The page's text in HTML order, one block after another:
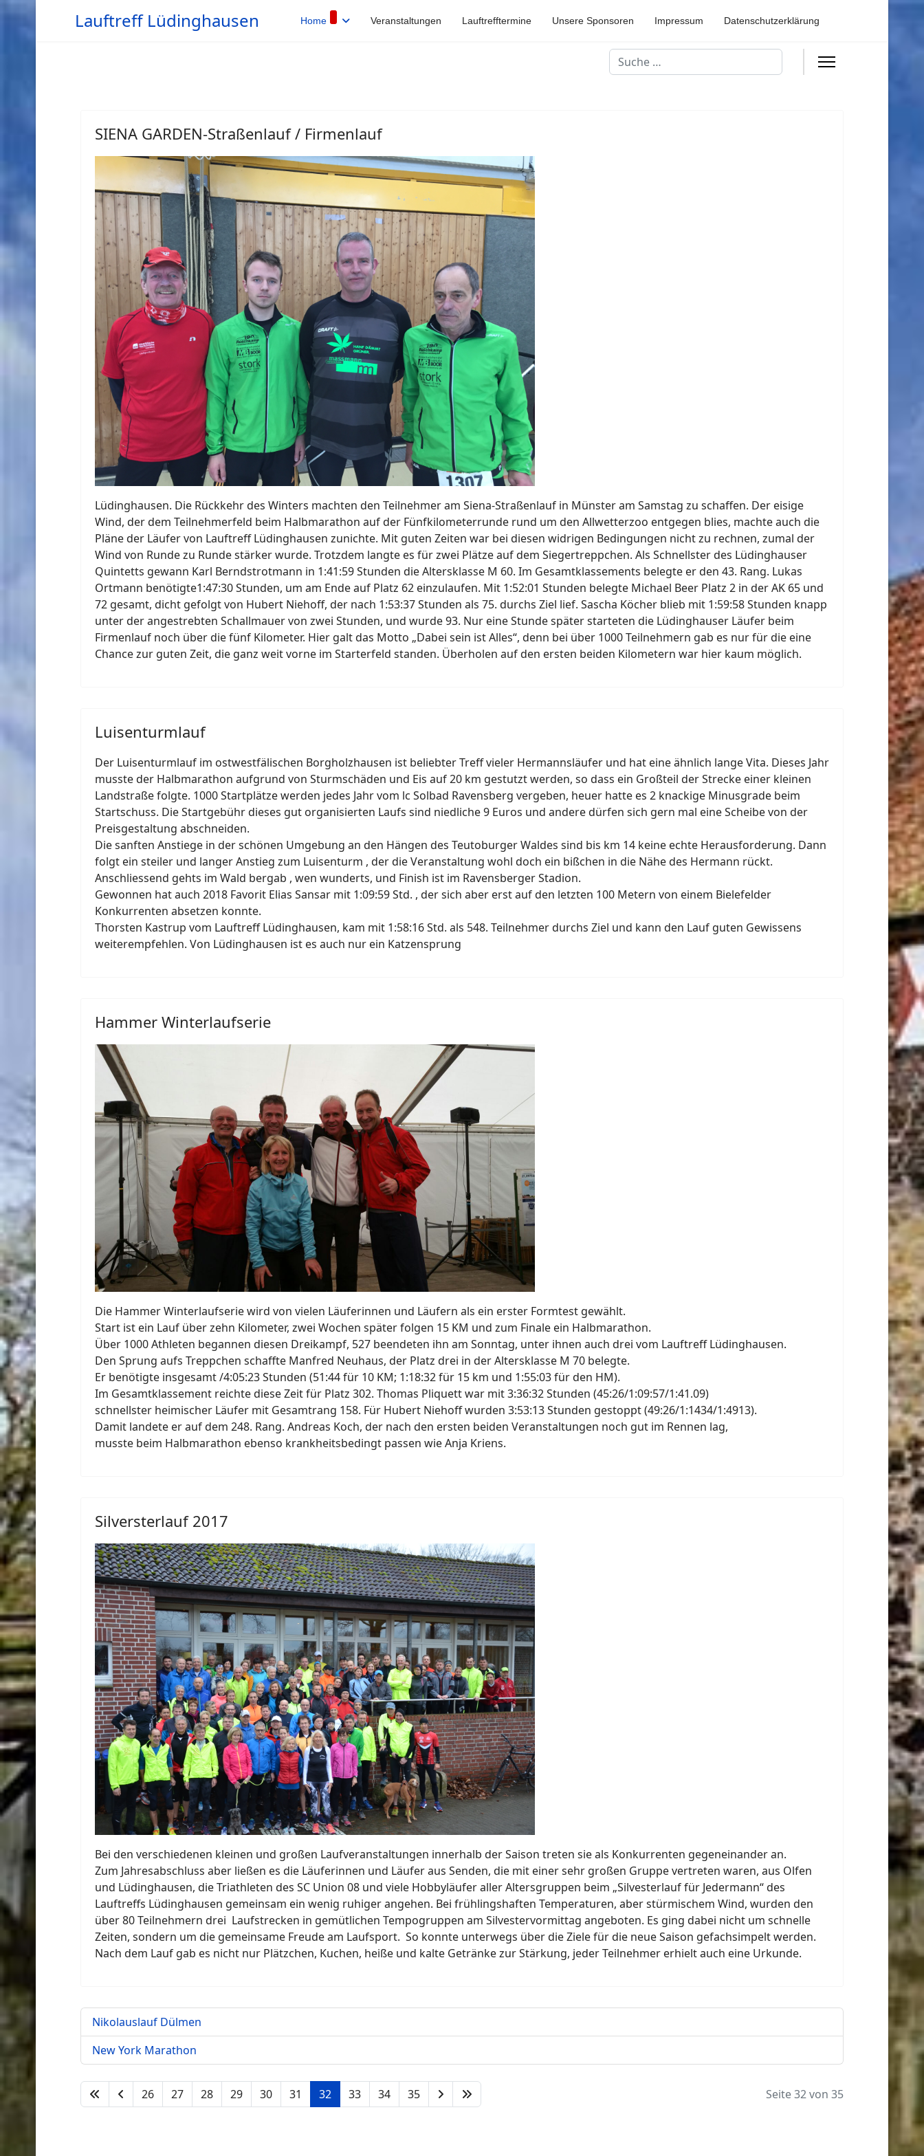
Lauftreff Lüdinghausen Home Veranstaltungen Lauftrefftermine Unsere Sponsoren Impressum Datenschutzerklärung
Suchen
SIENA GARDEN-Straßenlauf / Firmenlauf
Lüdinghausen. Die Rückkehr des Winters machten den Teilnehmer am Siena-Straßenlauf in Münster am Samstag zu schaffen. Der eisige
Wind, der dem Teilnehmerfeld beim Halbmarathon auf der Fünfkilometerrunde rund um den Allwetterzoo entgegen blies, machte auch die
Pläne der Läufer von Lauftreff Lüdinghausen zunichte. Mit guten Zeiten war bei diesen widrigen Bedingungen nicht zu rechnen, zumal der
Wind von Runde zu Runde stärker wurde. Trotzdem langte es für zwei Plätze auf dem Siegertreppchen. Als Schnellster des Lüdinghauser
Quintetts gewann Karl Berndstrotmann in 1:41:59 Stunden die Altersklasse M 60. Im Gesamtklassements belegte er den 43. Rang. Lukas
Ortmann benötigte1:47:30 Stunden, um am Ende auf Platz 62 einzulaufen. Mit 1:52:01 Stunden belegte Michael Beer Platz 2 in der AK 65 und
72 gesamt, dicht gefolgt von Hubert Niehoff, der nach 1:53:37 Stunden als 75. durchs Ziel lief. Sascha Köcher blieb mit 1:59:58 Stunden knapp
unter der angestrebten Schallmauer von zwei Stunden, und wurde 93. Nur eine Stunde später starteten die Lüdinghauser Läufer beim
Firmenlauf noch über die fünf Kilometer. Hier galt das Motto „Dabei sein ist Alles“, denn bei über 1000 Teilnehmern gab es nur für die eine
Chance zur guten Zeit, die ganz weit vorne im Starterfeld standen. Überholen auf den ersten beiden Kilometern war hier kaum möglich.
Luisenturmlauf
Der Luisenturmlauf im ostwestfälischen Borgholzhausen ist beliebter Treff vieler Hermannsläufer und hat eine ähnlich lange Vita. Dieses Jahr
musste der Halbmarathon aufgrund von Sturmschäden und Eis auf 20 km gestutzt werden, so dass ein Großteil der Strecke einer kleinen
Landstraße folgte. 1000 Startplätze werden jedes Jahr vom lc Solbad Ravensberg vergeben, heuer hatte es 2 knackige Minusgrade beim
Startschuss. Die Startgebühr dieses gut organisierten Laufs sind niedliche 9 Euros und andere dürfen sich gern mal eine Scheibe von der
Preisgestaltung abschneiden.
Die sanften Anstiege in der schönen Umgebung an den Hängen des Teutoburger Waldes sind bis km 14 keine echte Herausforderung. Dann
folgt ein steiler und langer Anstieg zum Luisenturm , der die Veranstaltung wohl doch ein bißchen in die Nähe des Hermann rückt.
Anschliessend gehts im Wald bergab , wen wunderts, und Finish ist im Ravensberger Stadion.
Gewonnen hat auch 2018 Favorit Elias Sansar mit 1:09:59 Std. , der sich aber erst auf den letzten 100 Metern von einem Bielefelder
Konkurrenten absetzen konnte.
Thorsten Kastrup vom Lauftreff Lüdinghausen, kam mit 1:58:16 Std. als 548. Teilnehmer durchs Ziel und kann den Lauf guten Gewissens
weiterempfehlen. Von Lüdinghausen ist es auch nur ein Katzensprung
Hammer Winterlaufserie
Die Hammer Winterlaufserie wird von vielen Läuferinnen und Läufern als ein erster Formtest gewählt.
Start ist ein Lauf über zehn Kilometer, zwei Wochen später folgen 15 KM und zum Finale ein Halbmarathon.
Über 1000 Athleten begannen diesen Dreikampf, 527 beendeten ihn am Sonntag, unter ihnen auch drei vom Lauftreff Lüdinghausen.
Den Sprung aufs Treppchen schaffte Manfred Neuhaus, der Platz drei in der Altersklasse M 70 belegte.
Er benötigte insgesamt /4:05:23 Stunden (51:44 für 10 KM; 1:18:32 für 15 km und 1:55:03 für den HM).
Im Gesamtklassement reichte diese Zeit für Platz 302. Thomas Pliquett war mit 3:36:32 Stunden (45:26/1:09:57/1:41.09)
schnellster heimischer Läufer mit Gesamtrang 158. Für Hubert Niehoff wurden 3:53:13 Stunden gestoppt (49:26/1:1434/1:4913).
Damit landete er auf dem 248. Rang. Andreas Koch, der nach den ersten beiden Veranstaltungen noch gut im Rennen lag,
musste beim Halbmarathon ebenso krankheitsbedingt passen wie Anja Kriens.
Silversterlauf 2017
Bei den verschiedenen kleinen und großen Laufveranstaltungen innerhalb der Saison treten sie als Konkurrenten gegeneinander an.
Zum Jahresabschluss aber ließen es die Läuferinnen und Läufer aus Senden, die mit einer sehr großen Gruppe vertreten waren, aus Olfen
und Lüdinghausen, die Triathleten des SC Union 08 und viele Hobbyläufer aller Altersgruppen beim „Silvesterlauf für Jedermann“ des
Lauftreffs Lüdinghausen gemeinsam ein wenig ruhiger angehen. Bei frühlingshaften Temperaturen, aber stürmischem Wind, wurden den
über 80 Teilnehmern drei Laufstrecken in gemütlichen Tempogruppen am Silvestervormittag angeboten. Es ging dabei nicht um schnelle
Zeiten, sondern um die gemeinsame Freude am Laufsport. So konnte unterwegs über die Ziele für die neue Saison gefachsimpelt werden.
Nach dem Lauf gab es nicht nur Plätzchen, Kuchen, heiße und kalte Getränke zur Stärkung, jeder Teilnehmer erhielt auch eine Urkunde.
Nikolauslauf Dülmen
New York Marathon
26 27 28 29 30 31 32 33 34 35 Seite 32 von 35